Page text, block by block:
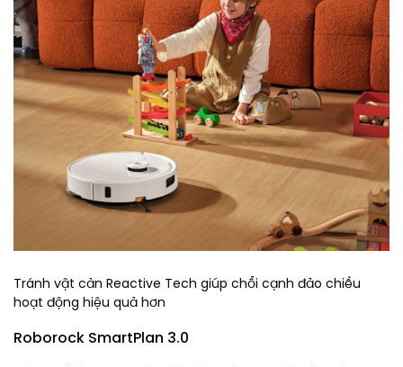
Tránh vật cản Reactive Tech giúp chổi cạnh đảo chiều
hoạt động hiệu quả hơn
Roborock SmartPlan 3.0